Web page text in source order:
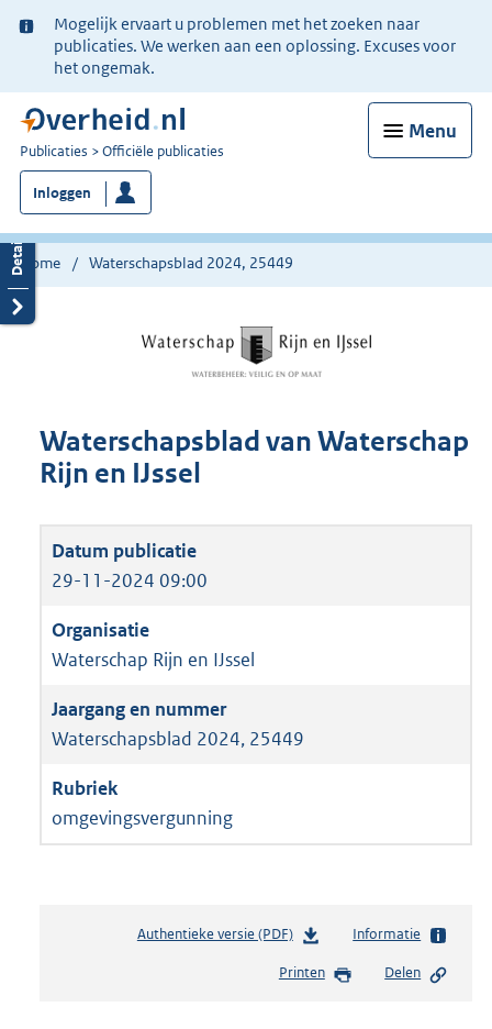
Ter
informatie:
Mogelijk ervaart u problemen met het zoeken naar
publicaties. We werken aan een oplossing. Excuses voor
het ongemak.
Menu
U
bent
nu
hier:
Publicaties Officiële publicaties
Inloggen
Home Waterschapsblad 2024, 25449
Waterschapsblad van Waterschap
Rijn en IJssel
29-11-2024 09:00
Waterschap Rijn en IJssel
Waterschapsblad 2024, 25449
omgevingsvergunning
Authentieke versie (PDF)b
s
Informatie
Printen Delen